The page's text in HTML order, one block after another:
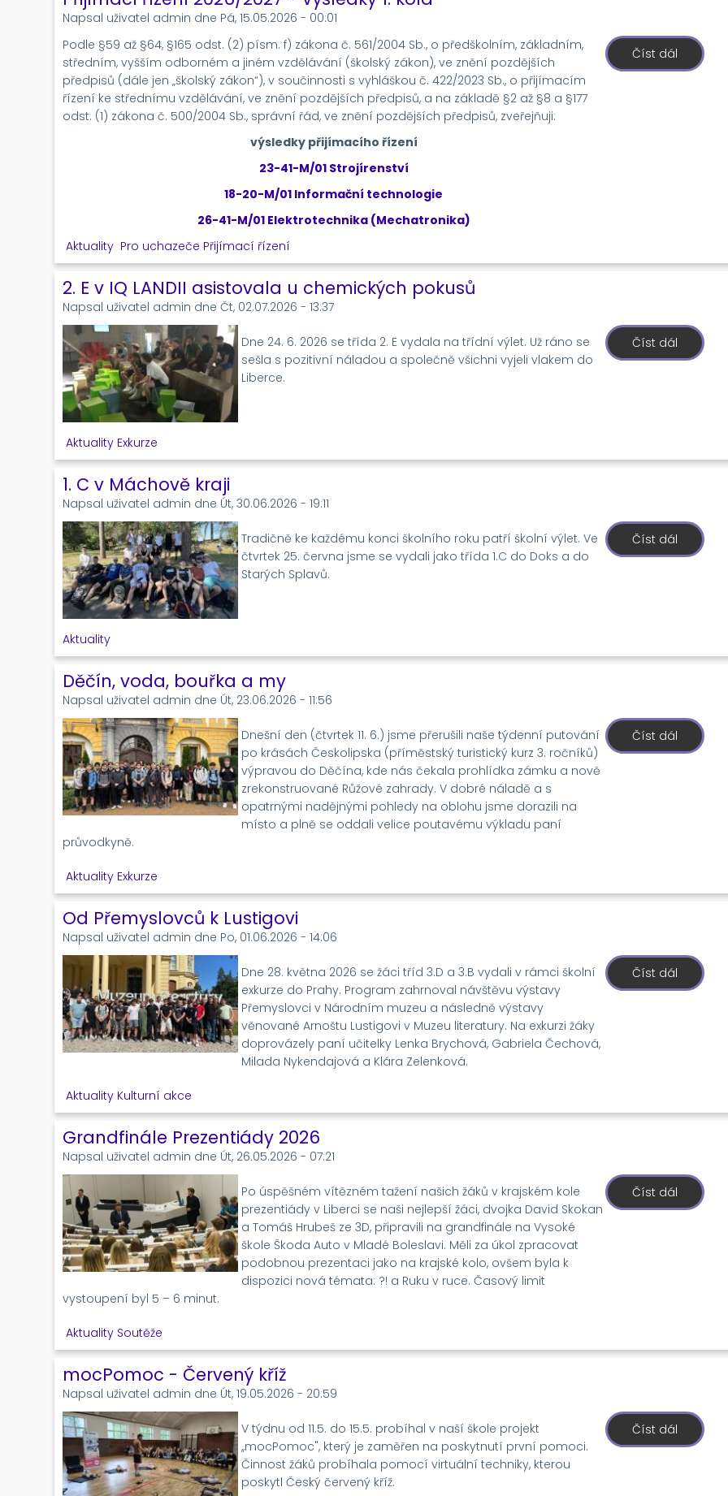
Napsal uživatel admin dne Pá, 15.05.2026 - 00:01
Podle §59 až §64, §165 odst. (2) písm. f) zákona č. 561/2004 Sb., o předškolním, základním,
středním, vyšším odborném a jiném vzdělávání (školský zákon), ve znění pozdějších
předpisů (dále jen „školský zákon“), v součinnosti s vyhláškou č. 422/2023 Sb., o přijímacím
řízení ke střednímu vzdělávání, ve znění pozdějších předpisů, a na základě §2 až §8 a §177
odst. (1) zákona č. 500/2004 Sb., správní řád, ve znění pozdějších předpisů, zveřejňuji:
výsledky přijímacího řízení
23-41-M/01 Strojírenství
18-20-M/01 Informační technologie
26-41-M/01 Elektrotechnika (Mechatronika)
Aktuality Pro uchazeče Přijímací řízení
Číst dál
Přijímací
řízení
2. E v IQ LANDII asistovala u chemických pokusů
Napsal uživatel admin dne Čt, 02.07.2026 - 13:37
Dne 24. 6. 2026 se třída 2. E vydala na třídní výlet. Už ráno se
sešla s pozitivní náladou a společně všichni vyjeli vlakem do
Liberce.
Aktuality Exkurze
Číst dál
E
1. C v Máchově kraji
Napsal uživatel admin dne Út, 30.06.2026 - 19:11
Tradičně ke každému konci školního roku patří školní výlet. Ve
čtvrtek 25. června jsme se vydali jako třída 1.C do Doks a do
Starých Splavů.
Aktuality
Číst dál
C
Děčín, voda, bouřka a my
Napsal uživatel admin dne Út, 23.06.2026 - 11:56
Dnešní den (čtvrtek 11. 6.) jsme přerušili naše týdenní putování
po krásách Českolipska (příměstský turistický kurz 3. ročníků)
výpravou do Děčína, kde nás čekala prohlídka zámku a nově
zrekonstruované Růžové zahrady. V dobré náladě a s
opatrnými nadějnými pohledy na oblohu jsme dorazili na
místo a plně se oddali velice poutavému výkladu paní
průvodkyně.
Aktuality Exkurze
Číst dál
Děčín,
voda,
Od Přemyslovců k Lustigovi
Napsal uživatel admin dne Po, 01.06.2026 - 14:06
Dne 28. května 2026 se žáci tříd 3.D a 3.B vydali v rámci školní
exkurze do Prahy. Program zahrnoval návštěvu výstavy
Přemyslovci v Národním muzeu a následně výstavy
věnované Arnoštu Lustigovi v Muzeu literatury. Na exkurzi žáky
doprovázely paní učitelky Lenka Brychová, Gabriela Čechová,
Milada Nykendajová a Klára Zelenková.
Aktuality Kulturní akce
Číst dál
Od
Grandfinále Prezentiády 2026
Napsal uživatel admin dne Út, 26.05.2026 - 07:21
Po úspěšném vítězném tažení našich žáků v krajském kole
prezentiády v Liberci se naši nejlepší žáci, dvojka David Skokan
a Tomáš Hrubeš ze 3D, připravili na grandfinále na Vysoké
škole Škoda Auto v Mladé Boleslavi. Měli za úkol zpracovat
podobnou prezentaci jako na krajské kolo, ovšem byla k
dispozici nová témata: ?! a Ruku v ruce. Časový limit
vystoupení byl 5 – 6 minut.
Aktuality Soutěže
Číst dál
mocPomoc - Červený kříž
Napsal uživatel admin dne Út, 19.05.2026 - 20:59
V týdnu od 11.5. do 15.5. probíhal v naší škole projekt
,,mocPomoc", který je zaměřen na poskytnutí první pomoci.
Činnost žáků probíhala pomocí virtuální techniky, kterou
poskytl Český červený kříž.
Číst dál
-